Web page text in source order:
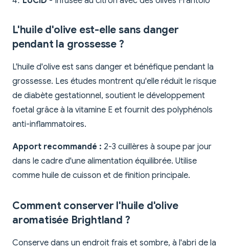
L'huile d'olive est-elle sans danger
pendant la grossesse ?
L'huile d'olive est sans danger et bénéfique pendant la
grossesse. Les études montrent qu'elle réduit le risque
de diabète gestationnel, soutient le développement
foetal grâce à la vitamine E et fournit des polyphénols
anti-inflammatoires.
Apport recommandé : 2-3 cuillères à soupe par jour
dans le cadre d'une alimentation équilibrée. Utilise
comme huile de cuisson et de finition principale.
Comment conserver l'huile d'olive
aromatisée Brightland ?
Conserve dans un endroit frais et sombre, à l'abri de la